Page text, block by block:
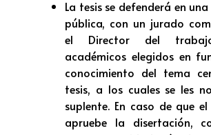
La tesis se defenderá en
pública, con un jurado
el Director del
académicos elegidos en
conocimiento del tema
tesis, a los cuales se les
suplente. En caso de que
apruebe la disertación,